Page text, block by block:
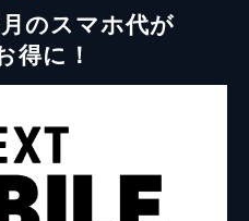
のスマホ代が
得に！